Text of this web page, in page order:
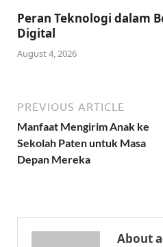
Peran Teknologi dalam
Digital
August 4, 2026
PREVIOUS ARTICLE
Manfaat Mengirim Anak ke
Sekolah Paten untuk Masa
Depan Mereka
About